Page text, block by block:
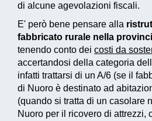
di alcune agevolazioni fiscali.
E' però bene pensare alla
fabbricato rurale nella
tenendo conto dei costi da
accertandosi della categoria
infatti trattarsi di un A/6 (se il
di Nuoro è destinato ad
(quando si tratta di un casolare
Nuoro per il ricovero di attrezzi,